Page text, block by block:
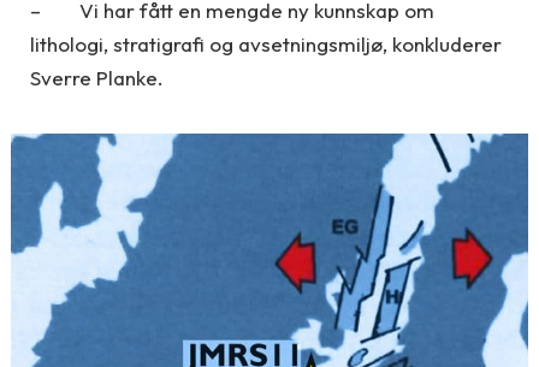
– Vi har fått en mengde ny kunnskap om
lithologi, stratigrafi og avsetningsmiljø, konkluderer
Sverre Planke.